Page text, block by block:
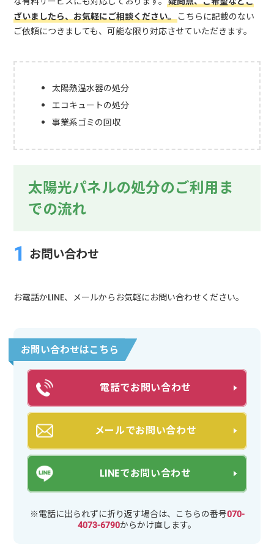
ざいましたら、お気軽にご相談ください。こちらに記載のない
ご依頼につきましても、可能な限り対応させていただきます。
太陽熱温水器の処分
エコキュートの処分
事業系ゴミの回収
太陽光パネルの処分のご利用ま
での流れ
お問い合わせ
お電話かLINE、メールからお気軽にお問い合わせください。
お問い合わせはこちら
電話でお問い合わせ
メールでお問い合わせ
LINEでお問い合わせ
※電話に出られずに折り返す場合は、こちらの番号070-
4073-6790からかけ直します。